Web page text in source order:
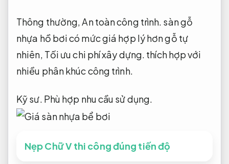
Thông thường,An toàn công trình. sàn gỗ
nhựa hồ bơi có mức giá hợp lý hơn gỗ tự
nhiên, Tối ưu chi phí xây dựng. thích hợp với
nhiều phân khúc công trình.
Kỹ sư. Phù hợp nhu cầu sử dụng.
Nẹp Chữ V thi công đúng tiến độ